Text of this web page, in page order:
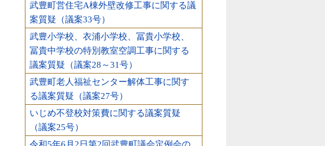
武豊町営住宅A棟外壁改修工事に関する議
案質疑（議案33号）
武豊小学校、衣浦小学校、冨貴小学校、
冨貴中学校の特別教室空調工事に関する
議案質疑（議案28～31号）
武豊町老人福祉センター解体工事に関す
る議案質疑（議案27号）
いじめ不登校対策費に関する議案質疑
（議案25号）